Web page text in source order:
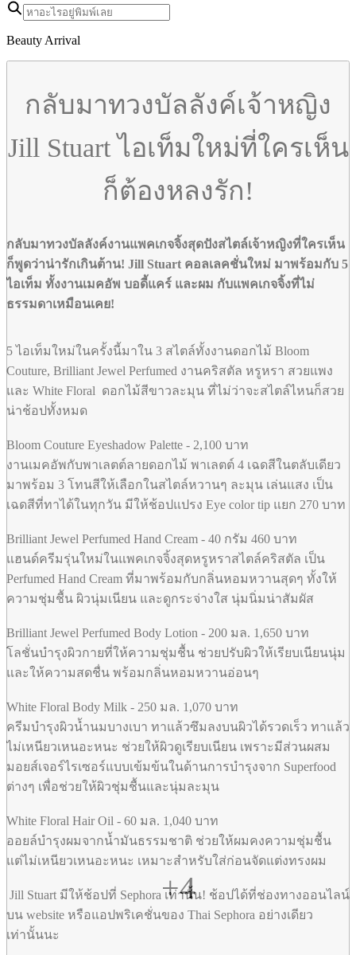
Beauty Arrival
กลับมาทวงบัลลังค์เจ้าหญิง
Jill Stuart ไอเท็มใหม่ที่ใครเห็น
ก็ต้องหลงรัก!
กลับมาทวงบัลลังค์งานแพคเกจจิ้งสุดปังสไตล์เจ้าหญิงที่ใครเห็น
ก็พูดว่าน่ารักเกินต้าน! Jill Stuart คอลเลคชั่นใหม่ มาพร้อมกับ 5
ไอเท็ม ทั้งงานเมคอัพ บอดี้แคร์ และผม กับแพคเกจจิ้งที่ไม่
ธรรมดาเหมือนเคย!
5 ไอเท็มใหม่ในครั้งนี้มาใน 3 สไตล์ทั้งงานดอกไม้ Bloom
Couture, Brilliant Jewel Perfumed งานคริสตัล หรูหรา สวยแพง
และ White Floral ดอกไม้สีขาวละมุน ที่ไม่ว่าจะสไตล์ไหนก็สวย
น่าช้อปทั้งหมด
Bloom Couture Eyeshadow Palette - 2,100 บาท
งานเมคอัพกับพาเลตต์ลายดอกไม้ พาเลตต์ 4 เฉดสีในตลับเดียว
มาพร้อม 3 โทนสีให้เลือกในสไตล์หวานๆ ละมุน เล่นแสง เป็น
เฉดสีที่ทาได้ในทุกวัน มีให้ช้อปแปรง Eye color tip แยก 270 บาท
Brilliant Jewel Perfumed Hand Cream - 40 กรัม 460 บาท
แฮนด์ครีมรุ่นใหม่ในแพคเกจจิ้งสุดหรูหราสไตล์คริสตัล เป็น
Perfumed Hand Cream ที่มาพร้อมกับกลิ่นหอมหวานสุดๆ ทั้งให้
ความชุ่มชื้น ผิวนุ่มเนียน และดูกระจ่างใส นุ่มนิ่มน่าสัมผัส
Brilliant Jewel Perfumed Body Lotion - 200 มล. 1,650 บาท
โลชั่นบำรุงผิวกายที่ให้ความชุ่มชื้น ช่วยปรับผิวให้เรียบเนียนนุ่ม
และให้ความสดชื่น พร้อมกลิ่นหอมหวานอ่อนๆ
White Floral Body Milk - 250 มล. 1,070 บาท
ครีมบำรุงผิวน้ำนมบางเบา ทาแล้วซึมลงบนผิวได้รวดเร็ว ทาแล้ว
ไม่เหนียวเหนอะหนะ ช่วยให้ผิวดูเรียบเนียน เพราะมีส่วนผสม
มอยส์เจอร์ไรเซอร์แบบเข้มข้นในด้านการบำรุงจาก Superfood
ต่างๆ เพื่อช่วยให้ผิวชุ่มชื้นและนุ่มละมุน
White Floral Hair Oil - 60 มล. 1,040 บาท
ออยล์บำรุงผมจากน้ำมันธรรมชาติ ช่วยให้ผมคงความชุ่มชื้น
แต่ไม่เหนียวเหนอะหนะ เหมาะสำหรับใส่ก่อนจัดแต่งทรงผม
Jill Stuart มีให้ช้อปที่ Sephora เท่านั้น! ช้อปได้ที่ช่องทางออนไลน์
บน website หรือแอปพริเคชั่นของ Thai Sephora อย่างเดียว
เท่านั้นนะ
+4